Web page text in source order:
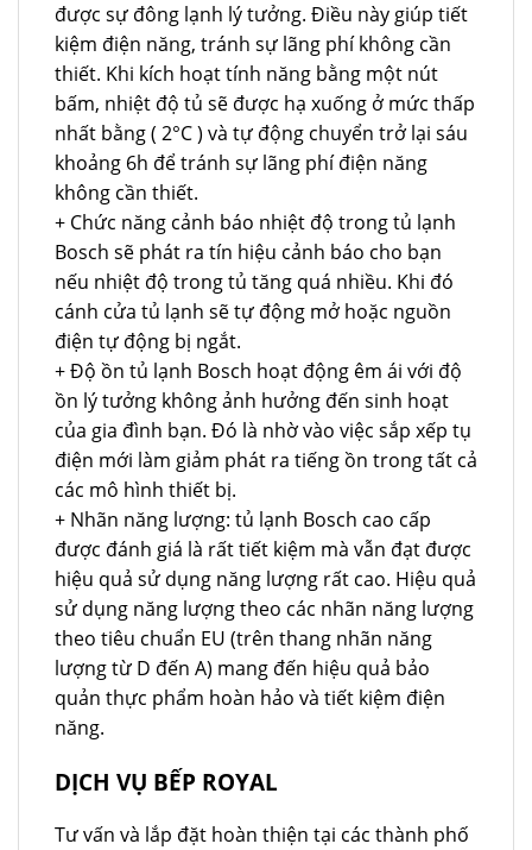
được sự đông lạnh lý tưởng. Điều này giúp tiết
kiệm điện năng, tránh sự lãng phí không cần
thiết. Khi kích hoạt tính năng bằng một nút
bấm, nhiệt độ tủ sẽ được hạ xuống ở mức thấp
nhất bằng ( 2°C ) và tự động chuyển trở lại sáu
khoảng 6h để tránh sự lãng phí điện năng
không cần thiết.
+ Chức năng cảnh báo nhiệt độ trong tủ lạnh
Bosch sẽ phát ra tín hiệu cảnh báo cho bạn
nếu nhiệt độ trong tủ tăng quá nhiều. Khi đó
cánh cửa tủ lạnh sẽ tự động mở hoặc nguồn
điện tự động bị ngắt.
+ Độ ồn tủ lạnh Bosch hoạt động êm ái với độ
ồn lý tưởng không ảnh hưởng đến sinh hoạt
của gia đình bạn. Đó là nhờ vào việc sắp xếp tụ
điện mới làm giảm phát ra tiếng ồn trong tất cả
các mô hình thiết bị.
+ Nhãn năng lượng: tủ lạnh Bosch cao cấp
được đánh giá là rất tiết kiệm mà vẫn đạt được
hiệu quả sử dụng năng lượng rất cao. Hiệu quả
sử dụng năng lượng theo các nhãn năng lượng
theo tiêu chuẩn EU (trên thang nhãn năng
lượng từ D đến A) mang đến hiệu quả bảo
quản thực phẩm hoàn hảo và tiết kiệm điện
năng.
DỊCH VỤ BẾP ROYAL
Tư vấn và lắp đặt hoàn thiện tại các thành phố